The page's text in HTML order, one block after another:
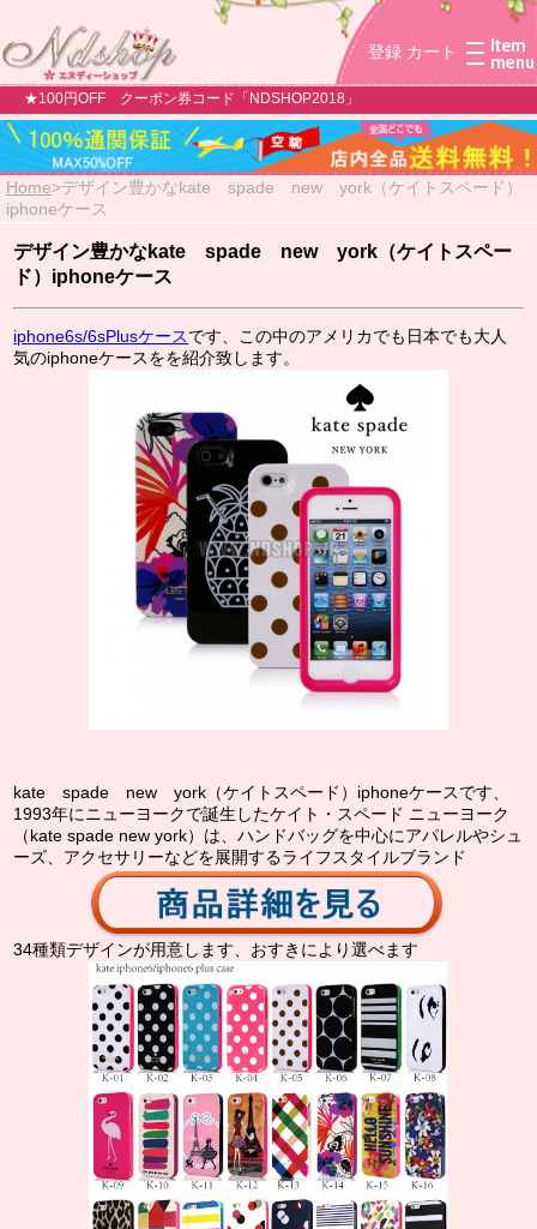
登録 カート
★100円OFF クーポン券コード「NDSHOP2018」
Home>デザイン豊かなkate spade new york（ケイトスペード）
iphoneケース
デザイン豊かなkate spade new york（ケイトスペー
ド）iphoneケース
iphone6s/6sPlusケースです、この中のアメリカでも日本でも大人
気のiphoneケースをを紹介致します。
kate spade new york（ケイトスペード）iphoneケースです、
1993年にニューヨークで誕生したケイト・スペード ニューヨーク
（kate spade new york）は、ハンドバッグを中心にアパレルやシュ
ーズ、アクセサリーなどを展開するライフスタイルブランド
34種類デザインが用意します、おすきにより選べます